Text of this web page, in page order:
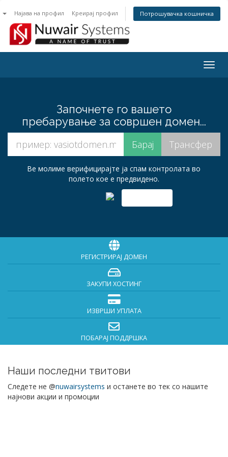
Најава на профил Креирај профил Потрошувачка кошничка
Започнете го вашето
пребарување за совршен домен...
Ве молиме верифицирајте ја спам контролата во
полето кое е предвидено.
РЕГИСТРИРАЈ ДОМЕН
ЗАКУПИ ХОСТИНГ
ИЗВРШИ УПЛАТА
ПОБАРАЈ ПОДДРШКА
Наши последни твитови
Следете не @nuwairsystems и останете во тек со нашите
најнови акции и промоции